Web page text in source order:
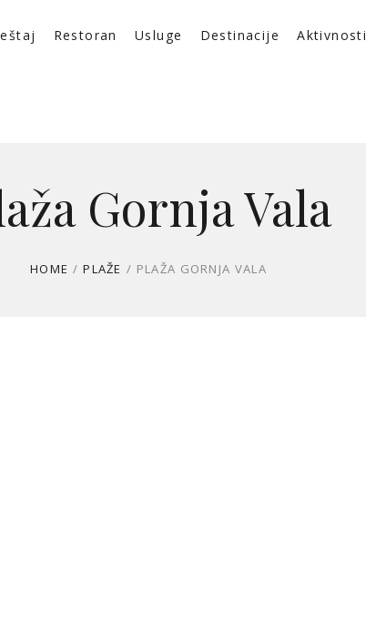
Restoran Usluge Destinacije Aktivnosti
Gornja Vala
HOME / PLAŽE / PLAŽA GORNJA VALA